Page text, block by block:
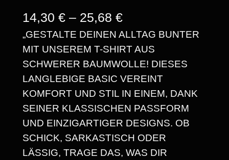
14,30 € – 25,68 €P
R
E
I
S
S
P
A
„GESTALTE DEINEN ALLTAG BUNTER
MIT UNSEREM T-SHIRT AUS
SCHWERER BAUMWOLLE! DIESES
LANGLEBIGE BASIC VEREINT
KOMFORT UND STIL IN EINEM, DANK
SEINER KLASSISCHEN PASSFORM
UND EINZIGARTIGER DESIGNS. OB
SCHICK, SARKASTISCH ODER
LÄSSIG, TRAGE DAS, WAS DIR